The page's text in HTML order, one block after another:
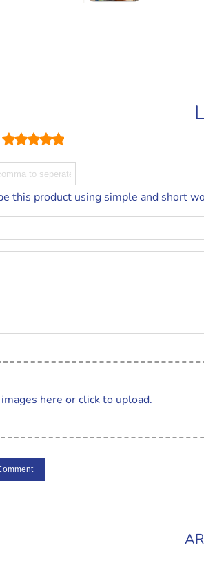
this product using simple and short
here or click to upload.